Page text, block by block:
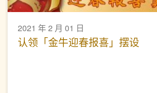
2021 年 2 月 01 日
认领「金牛迎春报喜」摆设